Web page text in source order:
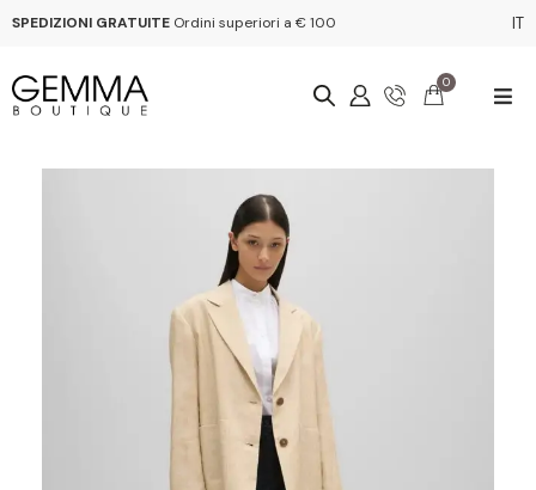
SPEDIZIONI GRATUITE Ordini superiori a € 100 IT
0